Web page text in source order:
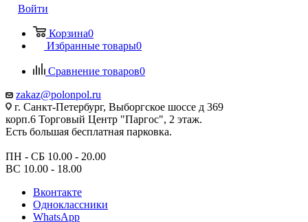
Войти
Корзина0
Избранные товары0
Сравнение товаров0
zakaz@polonpol.ru
г. Санкт-Петербург, Выборгское шоссе д 369
корп.6 Торговый Центр "Паргос", 2 этаж.
Есть большая бесплатная парковка.
ПН - СБ 10.00 - 20.00
ВС 10.00 - 18.00
Вконтакте
Одноклассники
WhatsApp